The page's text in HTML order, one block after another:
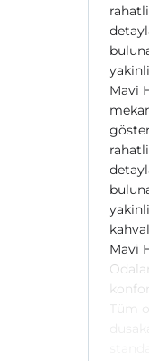
Mavi
Mavi
Tüm